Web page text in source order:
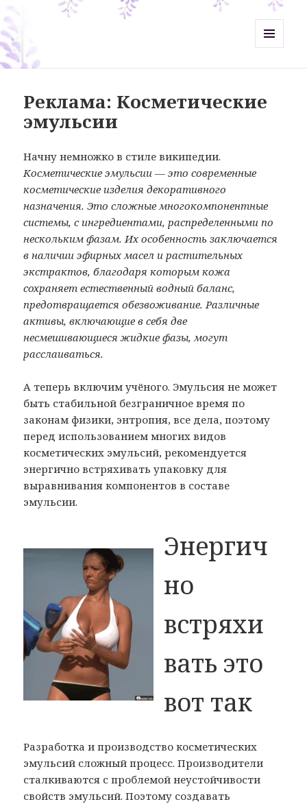
Реклама: Косметические
эмульсии
Начну немножко в стиле википедии.
Косметические эмульсии — это современные
косметические изделия декоративного
назначения. Это сложные многокомпонентные
системы, с ингредиентами, распределенными по
нескольким фазам. Их особенность заключается
в наличии эфирных масел и растительных
экстрактов, благодаря которым кожа
сохраняет естественный водный баланс,
предотвращается обезвоживание. Различные
активы, включающие в себя две
несмешивающиеся жидкие фазы, могут
расслаиваться.
А теперь включим учёного. Эмульсия не может
быть стабильной безграничное время по
законам физики, энтропия, все дела, поэтому
перед использованием многих видов
косметических эмульсий, рекомендуется
энергично встряхивать упаковку для
выравнивания компонентов в составе
эмульсии.
Энергич
но
встряхи
вать это
вот так
Разработка и производство косметических
эмульсий сложный процесс. Производители
сталкиваются с проблемой неустойчивости
свойств эмульсий. Поэтому создавать